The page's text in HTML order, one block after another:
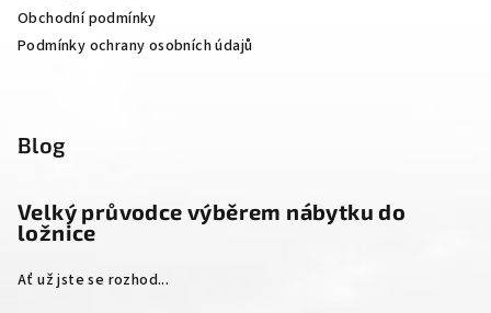
Obchodní podmínky
Podmínky ochrany osobních údajů
Blog
Velký průvodce výběrem nábytku do
ložnice
Ať už jste se rozhod...